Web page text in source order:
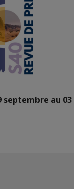
septembre au 03